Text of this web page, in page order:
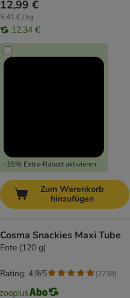
12,99 €
5,41 € / kg
12,34 €
-15% Extra-Rabatt aktivieren
Zum Warenkorb
hinzufügen
Cosma Snackies Maxi Tube
Ente (120 g)
Rating: 4.9/5 (2738)